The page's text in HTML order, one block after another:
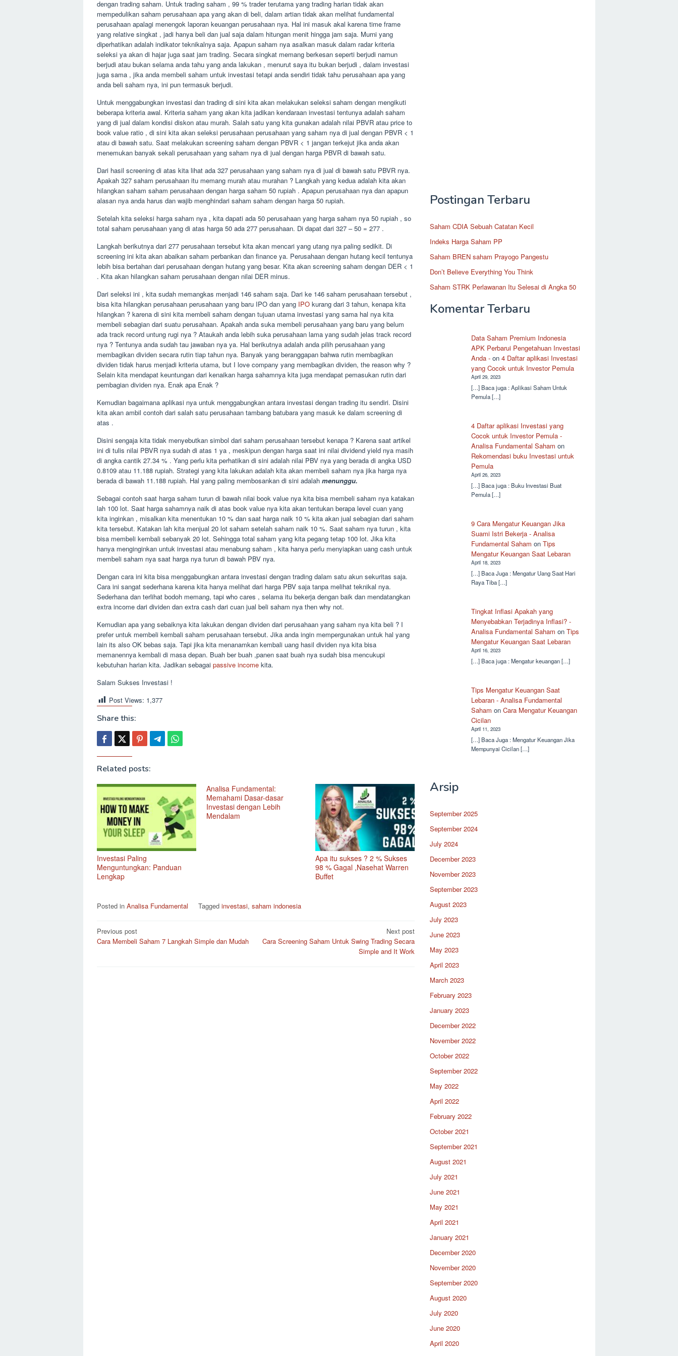
dengan trading saham. Untuk trading saham , 99 % trader terutama yang trading harian tidak akan
mempedulikan saham perusahaan apa yang akan di beli, dalam artian tidak akan melihat fundamental
perusahaan apalagi menengok laporan keuangan perusahaan nya. Hal ini masuk akal karena time frame
yang relative singkat , jadi hanya beli dan jual saja dalam hitungan menit hingga jam saja. Murni yang
diperhatikan adalah indikator teknikalnya saja. Apapun saham nya asalkan masuk dalam radar kriteria
seleksi ya akan di hajar juga saat jam trading. Secara singkat memang berkesan seperti berjudi namun
berjudi atau bukan selama anda tahu yang anda lakukan , menurut saya itu bukan berjudi , dalam investasi
juga sama , jika anda membeli saham untuk investasi tetapi anda sendiri tidak tahu perusahaan apa yang
anda beli saham nya, ini pun termasuk berjudi.
Untuk menggabungkan investasi dan trading di sini kita akan melakukan seleksi saham dengan mengikuti
beberapa kriteria awal. Kriteria saham yang akan kita jadikan kendaraan investasi tentunya adalah saham
yang di jual dalam kondisi diskon atau murah. Salah satu yang kita gunakan adalah nilai PBVR atau price to
book value ratio , di sini kita akan seleksi perusahaan perusahaan yang saham nya di jual dengan PBVR < 1
atau di bawah satu. Saat melakukan screening saham dengan PBVR < 1 jangan terkejut jika anda akan
menemukan banyak sekali perusahaan yang saham nya di jual dengan harga PBVR di bawah satu.
Dari hasil screening di atas kita lihat ada 327 perusahaan yang saham nya di jual di bawah satu PBVR nya.
Apakah 327 saham perusahaan itu memang murah atau murahan ? Langkah yang kedua adalah kita akan
hilangkan saham saham perusahaan dengan harga saham 50 rupiah . Apapun perusahaan nya dan apapun
alasan nya anda harus dan wajib menghindari saham saham dengan harga 50 rupiah.
Setelah kita seleksi harga saham nya , kita dapati ada 50 perusahaan yang harga saham nya 50 rupiah , so
total saham perusahaan yang di atas harga 50 ada 277 perusahaan. Di dapat dari 327 – 50 = 277 .
Langkah berikutnya dari 277 perusahaan tersebut kita akan mencari yang utang nya paling sedikit. Di
screening ini kita akan abaikan saham perbankan dan finance ya. Perusahaan dengan hutang kecil tentunya
lebih bisa bertahan dari perusahaan dengan hutang yang besar. Kita akan screening saham dengan DER < 1
. Kita akan hilangkan saham perusahaan dengan nilai DER minus.
Dari seleksi ini , kita sudah memangkas menjadi 146 saham saja. Dari ke 146 saham perusahaan tersebut ,
bisa kita hilangkan perusahaan perusahaan yang baru IPO dan yang IPO kurang dari 3 tahun, kenapa kita
hilangkan ? karena di sini kita membeli saham dengan tujuan utama investasi yang sama hal nya kita
membeli sebagian dari suatu perusahaan. Apakah anda suka membeli perusahaan yang baru yang belum
ada track record untung rugi nya ? Ataukah anda lebih suka perusahaan lama yang sudah jelas track record
nya ? Tentunya anda sudah tau jawaban nya ya. Hal berikutnya adalah anda pilih perusahaan yang
membagikan dividen secara rutin tiap tahun nya. Banyak yang beranggapan bahwa rutin membagikan
dividen tidak harus menjadi kriteria utama, but I love company yang membagikan dividen, the reason why ?
Selain kita mendapat keuntungan dari kenaikan harga sahamnya kita juga mendapat pemasukan rutin dari
pembagian dividen nya. Enak apa Enak ?
Kemudian bagaimana aplikasi nya untuk menggabungkan antara investasi dengan trading itu sendiri. Disini
kita akan ambil contoh dari salah satu perusahaan tambang batubara yang masuk ke dalam screening di
atas .
Disini sengaja kita tidak menyebutkan simbol dari saham perusahaan tersebut kenapa ? Karena saat artikel
ini di tulis nilai PBVR nya sudah di atas 1 ya , meskipun dengan harga saat ini nilai dividend yield nya masih
di angka cantik 27.34 % . Yang perlu kita perhatikan di sini adalah nilai PBV nya yang berada di angka USD
0.8109 atau 11.188 rupiah. Strategi yang kita lakukan adalah kita akan membeli saham nya jika harga nya
berada di bawah 11.188 rupiah. Hal yang paling membosankan di sini adalah menunggu.
Sebagai contoh saat harga saham turun di bawah nilai book value nya kita bisa membeli saham nya katakan
lah 100 lot. Saat harga sahamnya naik di atas book value nya kita akan tentukan berapa level cuan yang
kita inginkan , misalkan kita menentukan 10 % dan saat harga naik 10 % kita akan jual sebagian dari saham
kita tersebut. Katakan lah kita menjual 20 lot saham setelah saham naik 10 %. Saat saham nya turun , kita
bisa membeli kembali sebanyak 20 lot. Sehingga total saham yang kita pegang tetap 100 lot. Jika kita
hanya menginginkan untuk investasi atau menabung saham , kita hanya perlu menyiapkan uang cash untuk
membeli saham nya saat harga nya turun di bawah PBV nya.
Dengan cara ini kita bisa menggabungkan antara investasi dengan trading dalam satu akun sekuritas saja.
Cara ini sangat sederhana karena kita hanya melihat dari harga PBV saja tanpa melihat teknikal nya.
Sederhana dan terlihat bodoh memang, tapi who cares , selama itu bekerja dengan baik dan mendatangkan
extra income dari dividen dan extra cash dari cuan jual beli saham nya then why not.
Kemudian apa yang sebaiknya kita lakukan dengan dividen dari perusahaan yang saham nya kita beli ? I
prefer untuk membeli kembali saham perusahaan tersebut. Jika anda ingin mempergunakan untuk hal yang
lain its also OK bebas saja. Tapi jika kita menanamkan kembali uang hasil dividen nya kita bisa
memanennya kembali di masa depan. Buah ber buah ,panen saat buah nya sudah bisa mencukupi
kebutuhan harian kita. Jadikan sebagai passive income kita.
Salam Sukses Investasi !
Post Views: 1,377
Share this:
Related posts:
Investasi Paling
Menguntungkan: Panduan
Lengkap
Analisa Fundamental:
Memahami Dasar-dasar
Investasi dengan Lebih
Mendalam
Apa itu sukses ? 2 % Sukses
98 % Gagal ,Nasehat Warren
Buffet
Posted in Analisa Fundamental Tagged investasi, saham indonesia
Post
navigation
Previous post
Cara Membeli Saham 7 Langkah Simple dan Mudah
Next post
Cara Screening Saham Untuk Swing Trading Secara
Simple and It Work
Postingan Terbaru
Saham CDIA Sebuah Catatan Kecil
Indeks Harga Saham PP
Saham BREN saham Prayogo Pangestu
Don’t Believe Everything You Think
Saham STRK Perlawanan Itu Selesai di Angka 50
Komentar Terbaru
Data Saham Premium Indonesia
APK Perbarui Pengetahuan Investasi
Anda - on4 Daftar aplikasi Investasi
yang Cocok untuk Investor Pemula
April 29, 2023
[…] Baca juga : Aplikasi Saham Untuk
Pemula […]
4 Daftar aplikasi Investasi yang
Cocok untuk Investor Pemula -
Analisa Fundamental Saham on
Rekomendasi buku Investasi untuk
Pemula
April 26, 2023
[…] Baca juga : Buku Investasi Buat
Pemula […]
9 Cara Mengatur Keuangan Jika
Suami Istri Bekerja - Analisa
Fundamental Saham onTips
Mengatur Keuangan Saat Lebaran
April 18, 2023
[…] Baca Juga : Mengatur Uang Saat Hari
Raya Tiba […]
Tingkat Inflasi Apakah yang
Menyebabkan Terjadinya Inflasi? -
Analisa Fundamental Saham onTips
Mengatur Keuangan Saat Lebaran
April 16, 2023
[…] Baca juga : Mengatur keuangan […]
Tips Mengatur Keuangan Saat
Lebaran - Analisa Fundamental
Saham onCara Mengatur Keuangan
Cicilan
April 11, 2023
[…] Baca Juga : Mengatur Keuangan Jika
Mempunyai Cicilan […]
Arsip
September 2025
September 2024
July 2024
December 2023
November 2023
September 2023
August 2023
July 2023
June 2023
May 2023
April 2023
March 2023
February 2023
January 2023
December 2022
November 2022
October 2022
September 2022
May 2022
April 2022
February 2022
October 2021
September 2021
August 2021
July 2021
June 2021
May 2021
April 2021
January 2021
December 2020
November 2020
September 2020
August 2020
July 2020
June 2020
April 2020